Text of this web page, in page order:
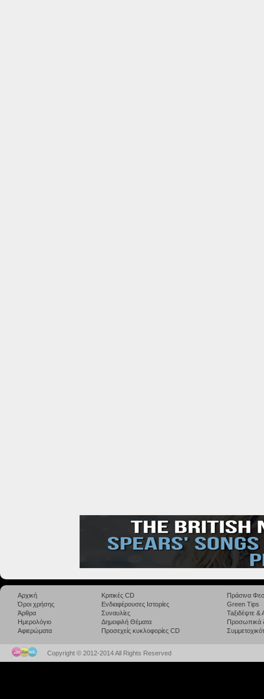
Αρχική
Όροι χρήσης
Άρθρα
Ημερολόγιο
Αφιερώματα
Κριτικές CD
Ενδιαφέρουσες Ιστορίες
Συναυλίες
Δημοφιλή Θέματα
Προσεχείς κυκλοφορίες CD
Πράσινα
Green Tips
Taξιδέψτε
Προσωπικά
Copyright © 2012-2014 All Rights Reserved